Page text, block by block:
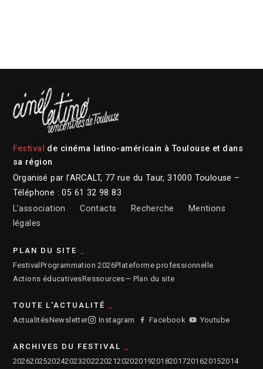
Festival
de cinéma latino-américain à Toulouse et dans
sa région
Organisé par l’ARCALT, 77 rue du Taur, 31000 Toulouse –
Téléphone : 05 61 32 98 83
L’association
Contacts Recherche
Mentions
légales
PLAN DU SITE
FestivalProgrammation 2026Plateforme professionnelle
Actions éducativesRessources— Plan du site
TOUTE L'ACTUALITÉ
ActualitésNewsletter Instagram Facebook Youtube
ARCHIVES DU FESTIVAL
2026202520242023202220212020201920182017201620152014